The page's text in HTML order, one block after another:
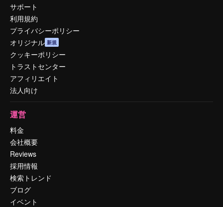
サポート
利用規約
プライバシーポリシー
オリジナル 新規
クッキーポリシー
トラストセンター
アフィリエイト
法人向け
運営
料金
会社概要
Reviews
採用情報
検索トレンド
ブログ
イベント